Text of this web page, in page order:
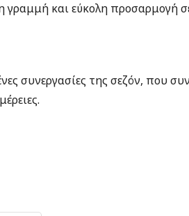
και εύκολη προσαρμογή
συνεργασίες της σεζόν, που